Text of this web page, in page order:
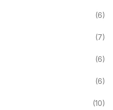
(6)
(7)
(6)
(6)
(10)